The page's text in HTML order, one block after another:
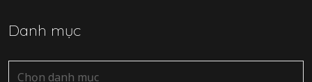
Danh mục
Danh